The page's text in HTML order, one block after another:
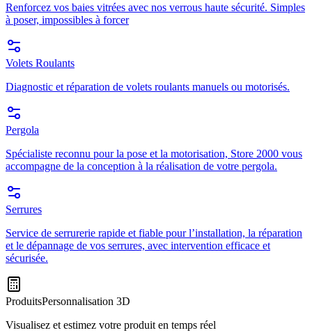
Renforcez vos baies vitrées avec nos verrous haute sécurité. Simples
à poser, impossibles à forcer
Volets Roulants
Diagnostic et réparation de volets roulants manuels ou motorisés.
Pergola
Spécialiste reconnu pour la pose et la motorisation, Store 2000 vous
accompagne de la conception à la réalisation de votre pergola.
Serrures
Service de serrurerie rapide et fiable pour l’installation, la réparation
et le dépannage de vos serrures, avec intervention efficace et
sécurisée.
ProduitsPersonnalisation 3D
Visualisez et estimez votre produit en temps réel